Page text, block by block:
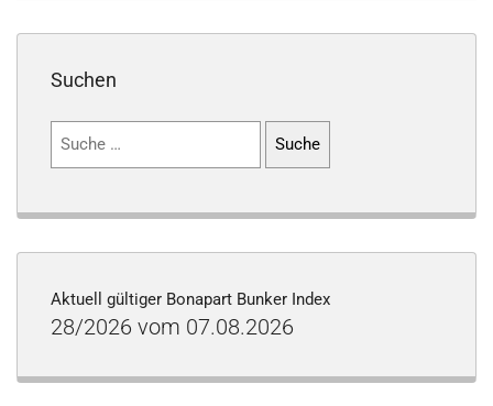
Suchen
Suchen
Aktuell gültiger Bonapart Bunker Index
28/2026 vom 07.08.2026